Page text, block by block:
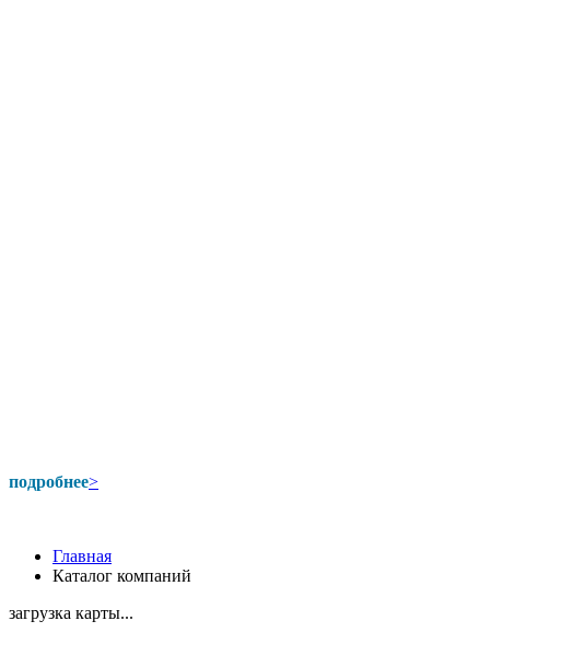
подробнее>
Главная
Каталог компаний
загрузка карты...